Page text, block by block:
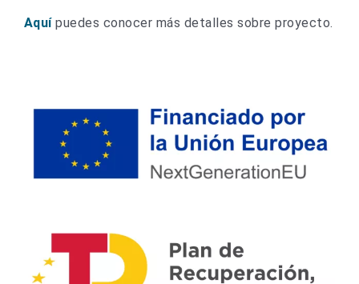
Aquípuedes conocer más detalles sobre proyecto.